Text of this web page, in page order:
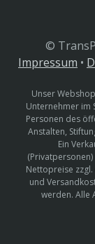
©
Impressum •
Unser
Unternehmer im
Personen des
Anstalten,
Ein
Nettopreise
und
werden. Alle